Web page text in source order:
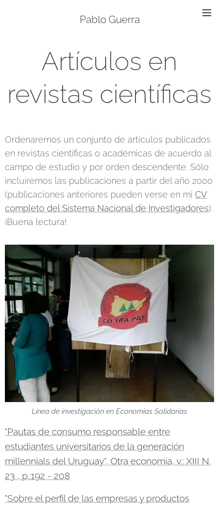
Pablo Guerra
Artículos en
revistas científicas
Ordenaremos un conjunto de artículos publicados
en revistas científicas o académicas de acuerdo al
campo de estudio y por orden descendente. Sólo
incluiremos las publicaciones a partir del año 2000
(publicaciones anteriores pueden verse en mi CV
completo del Sistema Nacional de Investigadores).
¡Buena lectura!
Línea de investigación en Economías Solidarias
"Pautas de consumo responsable entre
estudiantes universitarios de la generación
millennials del Uruguay", Otra economía, v.: XIII N.
23 , p.:192 - 208
"Sobre el perfil de las empresas y productos